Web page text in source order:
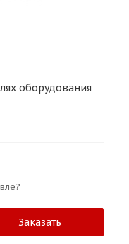
оборудования
Заказать